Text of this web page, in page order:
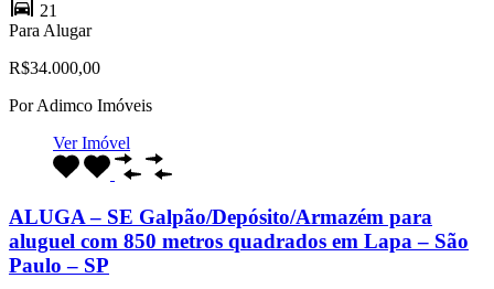
21
Para Alugar
R$34.000,00
PorAdimco Imóveis
Ver Imóvel
ALUGA – SE Galpão/Depósito/Armazém para
aluguel com 850 metros quadrados em Lapa – São
Paulo – SP